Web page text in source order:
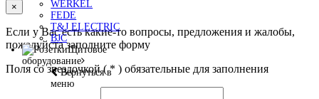
WERKEL
FEDE
T&J ELECTRIC
BJC
Щитовое
оборудование
Вернуться в
меню
×
Если у Вас есть какие-то вопросы, предложения и жалобы,
пожалуйста заполните форму
Поля со звездочкой (* ) обязательные для заполнения